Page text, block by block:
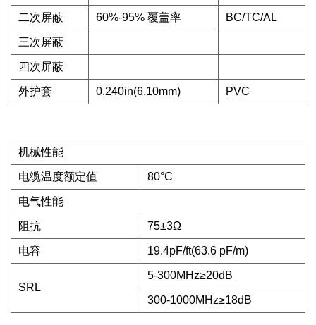
二次屏蔽 60%-95% 覆盖率 BC/TC/AL
三次屏蔽
四次屏蔽
外护套 0.240in(6.10mm) PVC
机械性能
电缆温度额定值 80°C
电气性能
阻抗 75±3Ω
电容 19.4pF/ft(63.6 pF/m)
SRL
5-300MHz≥20dB
300-1000MHz≥18dB